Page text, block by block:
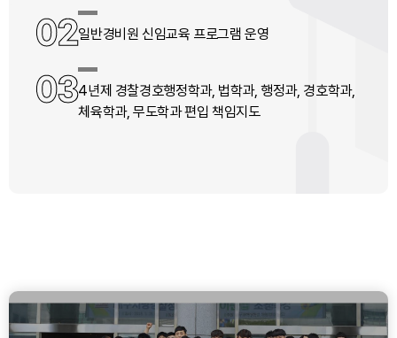
02일반경비원 신임교육 프로그램 운영
034년제 경찰경호행정학과, 법학과, 행정과, 경호학과,
체육학과, 무도학과 편입 책임지도